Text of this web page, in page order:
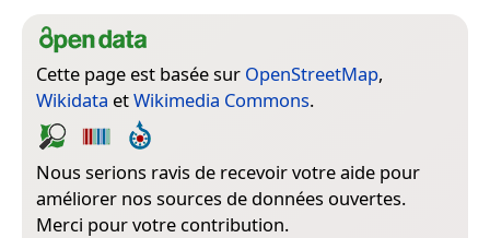
Cette page est basée sur OpenStreetMap,
Wikidata etWikimedia Commons.
Nous serions ravis de recevoir votre aide pour
améliorer nos sources de données ouvertes.
Merci pour votre contribution.